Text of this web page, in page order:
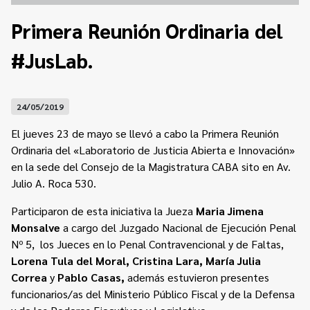
Convenios
Concursos
Pedido de Acceso a la Información online
Tenés Derechos
Plan de Gobierno Abierto en la Justicia
Repositorio de Datos Abiertos
Programa Educación en Derechos Humanos
Cuento con Derechos
Transparencia
Contacto
Primera Reunión Ordinaria del
#JusLab.
24/05/2019
El jueves 23 de mayo se llevó a cabo la Primera Reunión
Ordinaria del «Laboratorio de Justicia Abierta e Innovación»
en la sede del Consejo de la Magistratura CABA sito en Av.
Julio A. Roca 530.
Participaron de esta iniciativa la Jueza Maria Jimena
Monsalve a cargo del Juzgado Nacional de Ejecución Penal
Nº 5, los Jueces en lo Penal Contravencional y de Faltas,
Lorena Tula del Moral, Cristina Lara, María Julia
Correay Pablo Casas, además estuvieron presentes
funcionarios/as del Ministerio Público Fiscal y de la Defensa